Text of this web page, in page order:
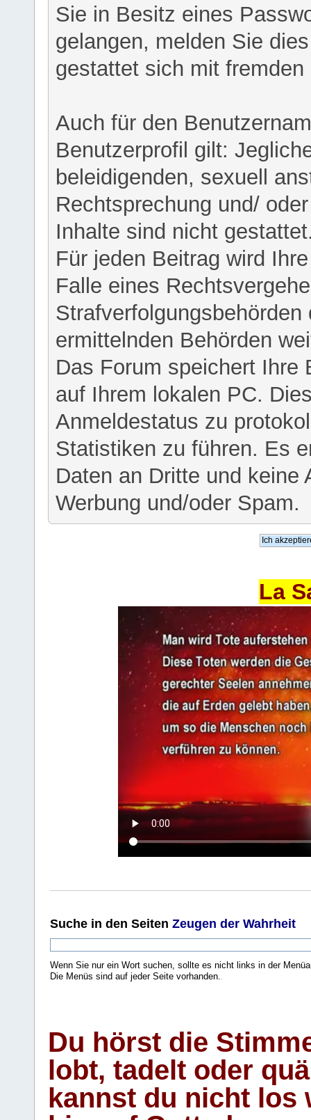
Sie in Besitz eines
gelangen, melden Sie
gestattet sich mit
Auch für den
Benutzerprofil gilt:
beleidigenden, sexuell
Rechtsprechung und/
Inhalte sind nicht
Für jeden Beitrag wird
Falle eines
ermittelnden Behörden
Das Forum speichert Ihre
auf Ihrem lokalen PC.
Anmeldestatus zu
Statistiken zu führen. Es
Daten an Dritte und keine
Werbung und/oder Spam.
La
Suche in den Seiten Zeugen der Wahrheit
Wenn Sie nur ein Wort suchen, sollte es nicht links in der
Die Menüs sind auf jeder Seite vorhanden..
Du hörst die
lobt, tadelt oder
kannst du nicht los